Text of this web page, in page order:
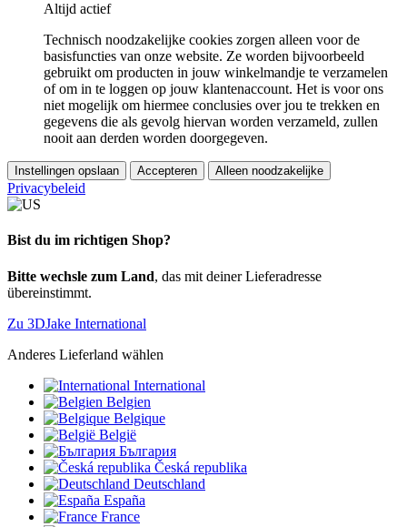
Altijd actief
Technisch noodzakelijke cookies zorgen alleen voor de
basisfuncties van onze website. Ze worden bijvoorbeeld
gebruikt om producten in jouw winkelmandje te verzamelen
of om in te loggen op jouw klantenaccount. Het is voor ons
niet mogelijk om hiermee conclusies over jou te trekken en
gegevens die als gevolg hiervan worden verzameld, zullen
nooit aan derden worden doorgegeven.
Instellingen opslaan Accepteren Alleen noodzakelijke
Privacybeleid
Bist du im richtigen Shop?
Bitte wechsle zum Land, das mit deiner Lieferadresse
übereinstimmt.
Zu 3DJake International
Anderes Lieferland wählen
International
Belgien
Belgique
België
България
Česká republika
Deutschland
España
France